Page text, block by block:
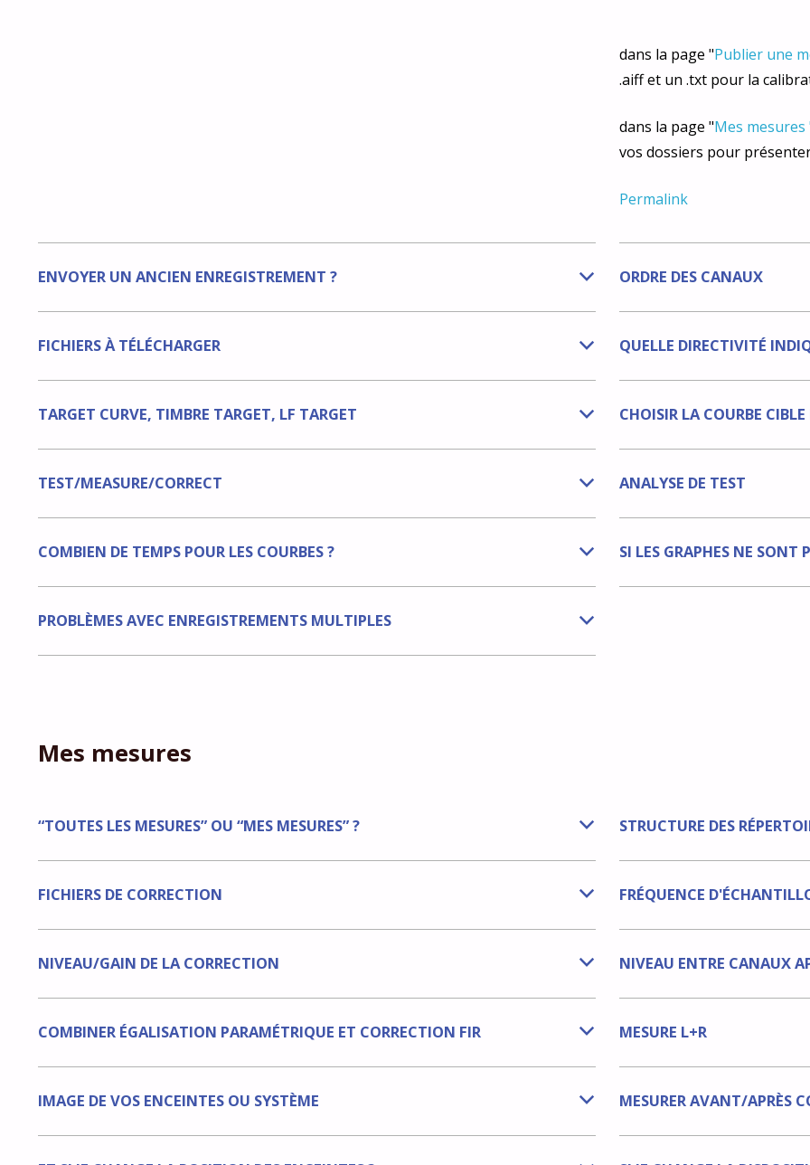
dans la page "Publier une
.aiff et un .txt pour la
dans la page "Mes mesures
vos dossiers pour
Permalink
b
ENVOYER UN ANCIEN ENREGISTREMENT ? ORDRE DES CANAUX
b
FICHIERS À TÉLÉCHARGER QUELLE DIRECTIVITÉ
b
TARGET CURVE, TIMBRE TARGET, LF TARGET CHOISIR LA COURBE CIBLE
b
TEST/MEASURE/CORRECT ANALYSE DE TEST
b
COMBIEN DE TEMPS POUR LES COURBES ? SI LES GRAPHES NE SONT
b
PROBLÈMES AVEC ENREGISTREMENTS MULTIPLES
Mes mesures
b
“TOUTES LES MESURES” OU “MES MESURES” ? STRUCTURE DES
b
FICHIERS DE CORRECTION FRÉQUENCE
b
NIVEAU/GAIN DE LA CORRECTION NIVEAU ENTRE CANAUX
b
COMBINER ÉGALISATION PARAMÉTRIQUE ET CORRECTION FIR MESURE L+R
b
IMAGE DE VOS ENCEINTES OU SYSTÈME MESURER AVANT/APRÈS